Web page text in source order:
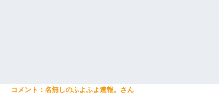
名無しのふよふよ速報。